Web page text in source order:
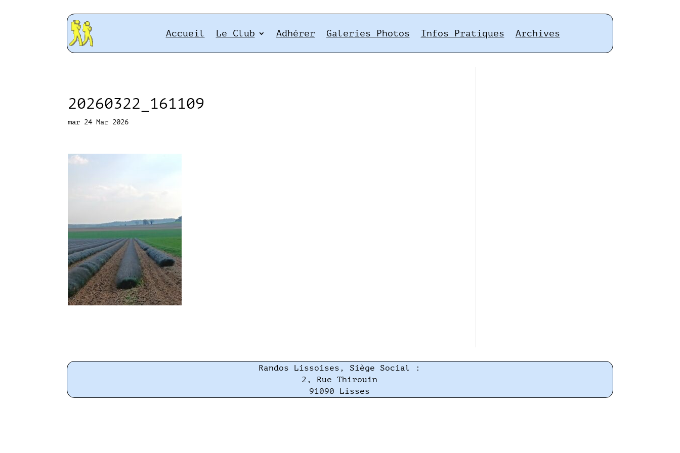
Accueil Le Club Adhérer Galeries Photos Infos Pratiques Archives
20260322_161109
mar 24 Mar 2026
Randos Lissoises, Siège Social :
2, Rue Thirouin
91090 Lisses